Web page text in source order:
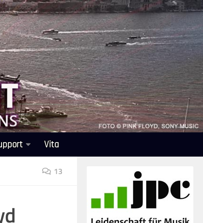
Vita
13